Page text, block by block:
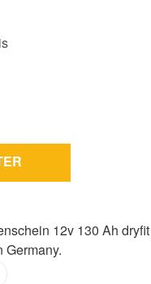
12v 130 Ah
Germany.